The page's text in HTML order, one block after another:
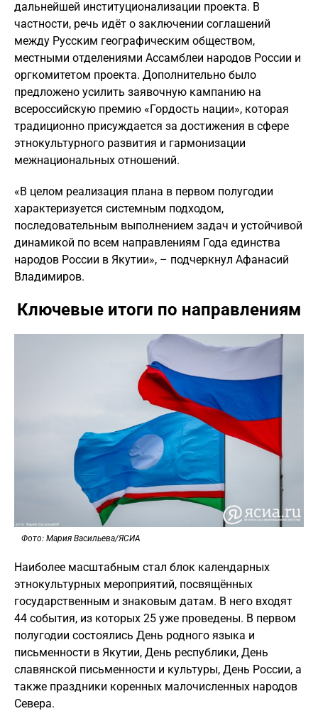
дальнейшей институционализации проекта. В
частности, речь идёт о заключении соглашений
между Русским географическим обществом,
местными отделениями Ассамблеи народов России и
оргкомитетом проекта. Дополнительно было
предложено усилить заявочную кампанию на
всероссийскую премию «Гордость нации», которая
традиционно присуждается за достижения в сфере
этнокультурного развития и гармонизации
межнациональных отношений.
«В целом реализация плана в первом полугодии
характеризуется системным подходом,
последовательным выполнением задач и устойчивой
динамикой по всем направлениям Года единства
народов России в Якутии», – подчеркнул Афанасий
Владимиров.
Ключевые итоги по направлениям
Фото: Мария Васильева/ЯСИА
Наиболее масштабным стал блок календарных
этнокультурных мероприятий, посвящённых
государственным и знаковым датам. В него входят
44 события, из которых 25 уже проведены. В первом
полугодии состоялись День родного языка и
письменности в Якутии, День республики, День
славянской письменности и культуры, День России, а
также праздники коренных малочисленных народов
Севера.